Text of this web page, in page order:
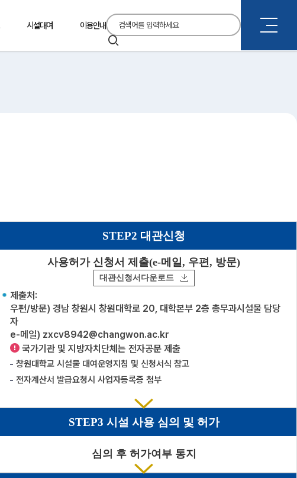
시설대여 이용안내통
합
검
색
검
색
STEP2 대관신청
사용허가 신청서 제출(e-메일, 우편, 방문)
대관신청서다운로드
제출처:
우편/방문) 경남 창원시 창원대학로 20, 대학본부 2층 총무과시설물 담당
자
e-메일) zxcv8942@changwon.ac.kr
국가기관 및 지방자치단체는 전자공문 제출
창원대학교 시설물 대여운영지침 및 신청서식 참고
전자계산서 발급요청시 사업자등록증 첨부
STEP3 시설 사용 심의 및 허가
심의 후 허가여부 통지